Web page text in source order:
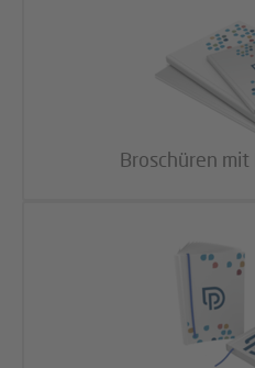
Broschüren